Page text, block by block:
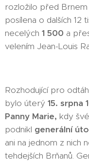
rozložilo před
posílena o dalších 12
necelých 1 500 a
velením Jean-Louis
Rozhodující pro
bylo úterý 15. srpna
Panny Marie, kdy
podnikl generální
ani na jednom z nich
tehdejších Brňanů.